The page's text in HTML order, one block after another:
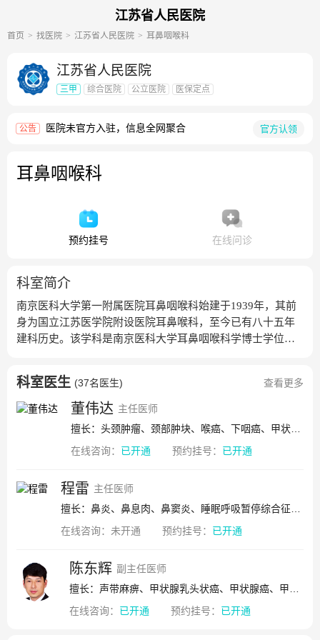
江苏省人民医院
首页 找医院 江苏省人民医院 耳鼻咽喉科
江苏省人民医院
三甲 综合医院 公立医院 医保定点
公告 医院未官方入驻，信息全网聚合 官方认领
耳鼻咽喉科
预约挂号 在线问诊
科室简介
南京医科大学第一附属医院耳鼻咽喉科始建于1939年，其前
身为国立江苏医学院附设医院耳鼻喉科，至今已有八十五年
建科历史。该学科是南京医科大学耳鼻咽喉科学博士学位和
中心挂靠单位，国家耳鼻咽喉科专业质量控制中心哨点单
位，国家耳鼻咽喉疾病临床医学研究中心核心合作单位，国
规范化培训耳鼻咽喉科专业骨干师资培训基地，中国医师协
会鼻科内镜和咽喉科内镜培训基地，耳鼻咽喉科专业国家药
力减退合作中心，听力国际（HI）江苏耳科与听力中心，江
苏省耳科疾病与听力障碍诊治中心，南京医科大学国际变态
鼻科与鼾症组、咽喉与嗓音组、头颈外科组。目前专科人员
任医师7人，副主任医师7人，主治医师11人，住院医师4人；
拥有博士学位20人，硕士学位14人；博士研究生导师1名，硕
士研究生导师9名。医师年龄30岁2人，31-50岁19人，51-60
岁8人，人才后备队伍平均年龄36.7岁。现有江苏省“333工
科室医生 (37名医生) 查看更多
董伟达 主任医师
在线咨询： 已开通 预约挂号： 已开通
程雷 主任医师
在线咨询： 未开通 预约挂号： 已开通
陈东辉 副主任医师
在线咨询： 已开通 预约挂号： 已开通